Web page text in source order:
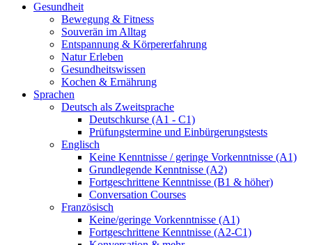
Gesundheit
Bewegung & Fitness
Souverän im Alltag
Entspannung & Körpererfahrung
Natur Erleben
Gesundheitswissen
Kochen & Ernährung
Sprachen
Deutsch als Zweitsprache
Deutschkurse (A1 - C1)
Prüfungstermine und Einbürgerungstests
Englisch
Keine Kenntnisse / geringe Vorkenntnisse (A1)
Grundlegende Kenntnisse (A2)
Fortgeschrittene Kenntnisse (B1 & höher)
Conversation Courses
Französisch
Keine/geringe Vorkenntnisse (A1)
Fortgeschrittene Kenntnisse (A2-C1)